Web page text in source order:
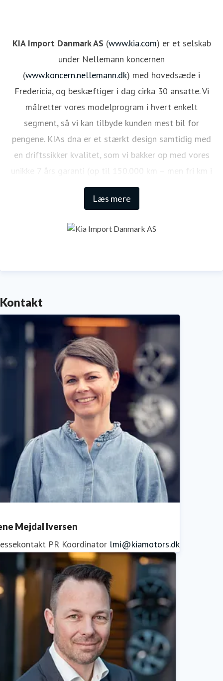
KIA Import Danmark AS (www.kia.com) er et selskab
under Nellemann koncernen
(www.koncern.nellemann.dk) med hovedsæde i
Fredericia, og beskæftiger i dag cirka 30 ansatte. Vi
målretter vores modelprogram i hvert enkelt
segment, så vi kan tilbyde kunden mest bil for
pengene. KIAs dna er et stærkt design samtidig med
en driftssikker kvalitet, som vi bakker op med vores
unikke 7 års garanti (op til 150.000 km – men fri km i
de første 3 år). Hermed har KIA kunden et lavt niveau
af omkostninger som bilejer. Den lange garanti sikrer
store nyheder, men dog usædvanlig mange
spændende opdateringer. Den største nyhed bliver
introduktionen af den helt nye Ceed i starten af 2.
halvår. Og med en særdeles stor efterspørgsel på
plug-in-hybrid modeller, står KIA stærkt med to
skarpe PHEV modeller i hhv. Niro PHEV og Optima
PHEV. Selvom KIA debuterede på markedet for plug-
in-modeller sidste år, lykkedes det med et flot
salgstal på 205 plug-in-modeller at gå ud af 2017,
som det bedst sælgende plug-in-hybrid mærke på
personbiler.
Læs mere
Kontakt
Mejdal Iversen
PR Koordinator lmi@kiamotors.dk